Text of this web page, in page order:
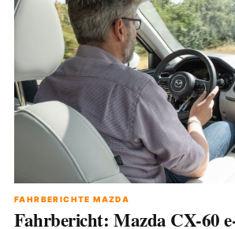
FAHRBERICHTE MAZDA
Fahrbericht: Mazda CX-60